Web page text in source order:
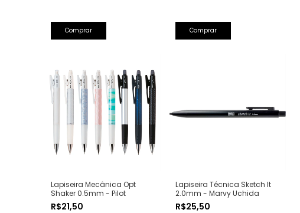
Comprar Comprar
Lapiseira Mecânica Opt
Shaker 0.5mm - Pilot
R$21,50
Lapiseira Técnica Sketch It
2.0mm - Marvy Uchida
R$25,50